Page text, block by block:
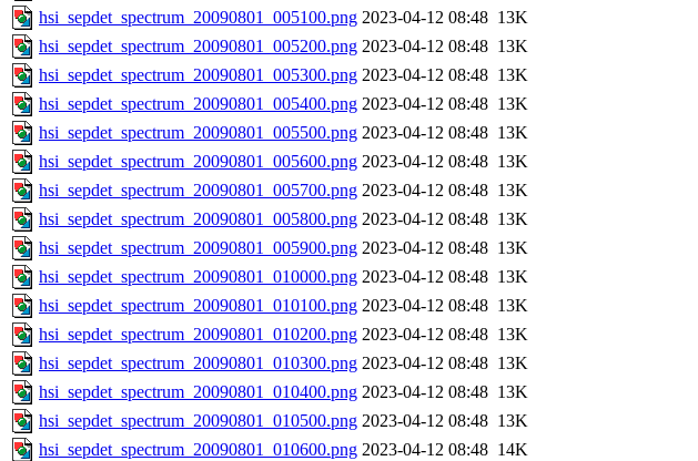
hsi_sepdet_spectrum_20090801_005100.png 2023-04-12 08:48 13K
hsi_sepdet_spectrum_20090801_005200.png 2023-04-12 08:48 13K
hsi_sepdet_spectrum_20090801_005300.png 2023-04-12 08:48 13K
hsi_sepdet_spectrum_20090801_005400.png 2023-04-12 08:48 13K
hsi_sepdet_spectrum_20090801_005500.png 2023-04-12 08:48 13K
hsi_sepdet_spectrum_20090801_005600.png 2023-04-12 08:48 13K
hsi_sepdet_spectrum_20090801_005700.png 2023-04-12 08:48 13K
hsi_sepdet_spectrum_20090801_005800.png 2023-04-12 08:48 13K
hsi_sepdet_spectrum_20090801_005900.png 2023-04-12 08:48 13K
hsi_sepdet_spectrum_20090801_010000.png 2023-04-12 08:48 13K
hsi_sepdet_spectrum_20090801_010100.png 2023-04-12 08:48 13K
hsi_sepdet_spectrum_20090801_010200.png 2023-04-12 08:48 13K
hsi_sepdet_spectrum_20090801_010300.png 2023-04-12 08:48 13K
hsi_sepdet_spectrum_20090801_010400.png 2023-04-12 08:48 13K
hsi_sepdet_spectrum_20090801_010500.png 2023-04-12 08:48 13K
hsi_sepdet_spectrum_20090801_010600.png 2023-04-12 08:48 14K